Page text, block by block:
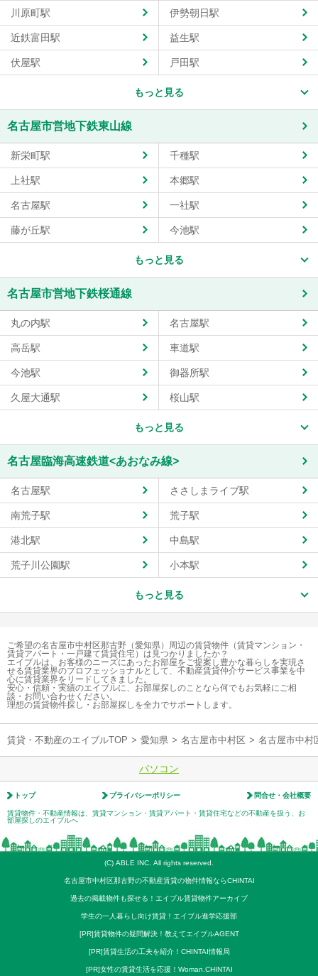
川原町駅 伊勢朝日駅
近鉄富田駅 益生駅
伏屋駅 戸田駅
もっと見る
名古屋市営地下鉄東山線
新栄町駅 千種駅
上社駅 本郷駅
名古屋駅 一社駅
藤が丘駅 今池駅
もっと見る
名古屋市営地下鉄桜通線
丸の内駅 名古屋駅
高岳駅 車道駅
今池駅 御器所駅
久屋大通駅 桜山駅
もっと見る
名古屋臨海高速鉄道<あおなみ線>
名古屋駅 ささしまライブ駅
南荒子駅 荒子駅
港北駅 中島駅
荒子川公園駅 小本駅
もっと見る
ご希望の名古屋市中村区那古野（愛知県）周辺の賃貸物件（賃貸マンション・
賃貸アパート・一戸建て賃貸住宅）は見つかりましたか？
エイブルは、お客様のニーズにあったお部屋をご提案し豊かな暮らしを実現さ
せる賃貸業界のプロフェッショナルとして、不動産賃貸仲介サービス事業を中
心に賃貸業界をリードしてきました。
安心・信頼・実績のエイブルに、お部屋探しのことなら何でもお気軽にご相
談・お問い合わせください。
理想の賃貸物件探し・お部屋探しを全力でサポートします。
賃貸・不動産のエイブルTOP > 愛知県 > 名古屋市中村区 > 名古屋市中村
パソコン
トップ プライバシーポリシー 問合せ・会社概要
賃貸物件・不動産情報は、賃貸マンション・賃貸アパート・賃貸住宅などの不動産を扱う、お
部屋探しのエイブルへ
(C) ABLE INC. All rights reserved.
名古屋市中村区那古野の不動産賃貸の物件情報ならCHINTAI
過去の掲載物件も探せる！エイブル賃貸物件アーカイブ
学生の一人暮らし向け賃貸！エイブル進学応援部
[PR]賃貸物件の疑問解決！教えてエイブルAGENT
[PR]賃貸生活の工夫を紹介！CHINTAI情報局
[PR]女性の賃貸生活を応援！Woman.CHINTAI